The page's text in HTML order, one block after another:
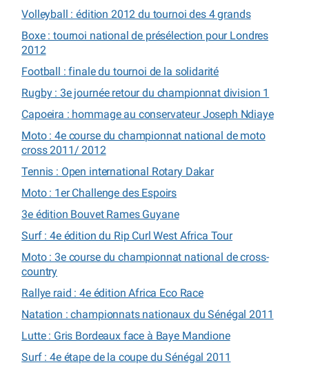
Volleyball : édition 2012 du tournoi des 4 grands
Boxe : tournoi national de présélection pour Londres
2012
Football : finale du tournoi de la solidarité
Rugby : 3e journée retour du championnat division 1
Capoeira : hommage au conservateur Joseph Ndiaye
Moto : 4e course du championnat national de moto
cross 2011/ 2012
Tennis : Open international Rotary Dakar
Moto : 1er Challenge des Espoirs
3e édition Bouvet Rames Guyane
Surf : 4e édition du Rip Curl West Africa Tour
Moto : 3e course du championnat national de cross-
country
Rallye raid : 4e édition Africa Eco Race
Natation : championnats nationaux du Sénégal 2011
Lutte : Gris Bordeaux face à Baye Mandione
Surf : 4e étape de la coupe du Sénégal 2011